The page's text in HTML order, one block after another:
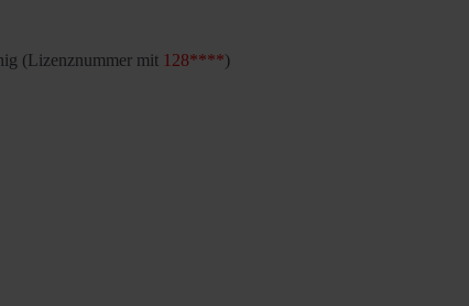
(Lizenznummer mit 128****)